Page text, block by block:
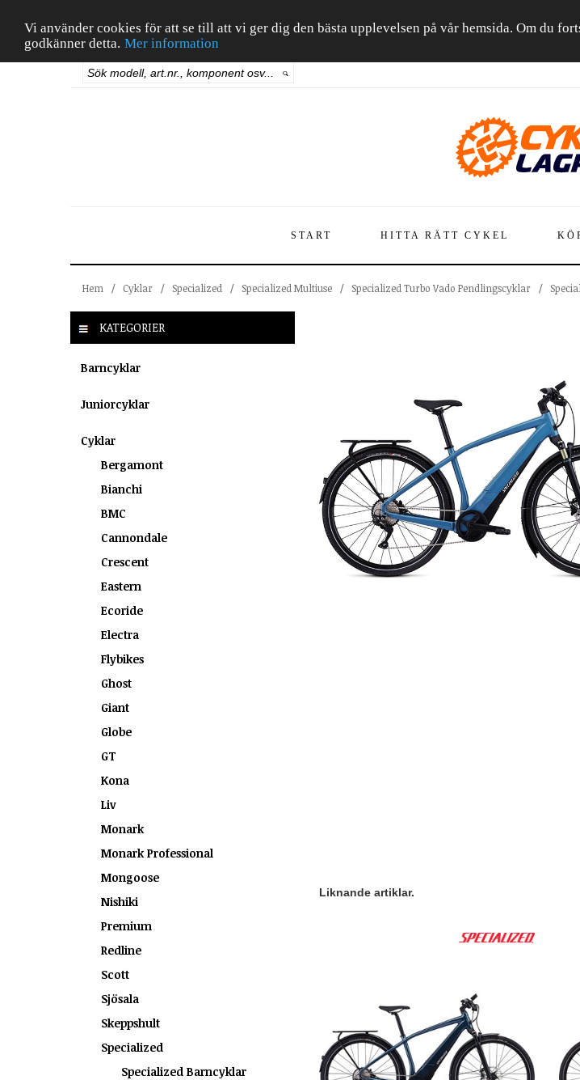
Vi använder cookies för att se till att vi ger dig den bästa upplevelsen på vår hemsida. Om du
godkänner detta. Mer information
START HITTA RÄTT CYKEL
Hem / Cyklar / Specialized / Specialized Multiuse / Specialized Turbo Vado Pendlingscyklar /
KATEGORIER
Barncyklar
Juniorcyklar
Cyklar
Bergamont
Bianchi
BMC
Cannondale
Crescent
Eastern
Ecoride
Electra
Flybikes
Ghost
Giant
Globe
GT
Kona
Liv
Monark
Monark Professional
Mongoose
Nishiki
Premium
Redline
Scott
Sjösala
Skeppshult
Specialized
Specialized Barncyklar
Liknande artiklar.